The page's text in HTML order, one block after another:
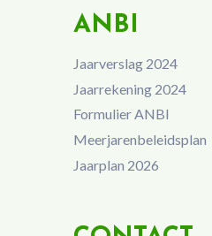
ANBI
Jaarverslag 2024
Jaarrekening 2024
Formulier ANBI
Meerjarenbeleidsplan
Jaarplan 2026